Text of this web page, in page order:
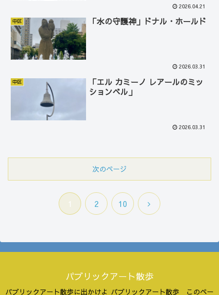
2026.04.21
中区 「水の守護神」ドナル・ホールド
2026.03.31
中区
「エル カミーノ レアールのミッ
ションベル」
2026.03.31
次のページ
1 2 10
次
パブリックアート散歩
パブリックアート散歩に出かけよ パブリックアート散歩 このペー